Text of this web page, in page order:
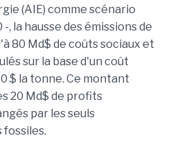
(AIE) comme scénario
, la hausse des émissions de
80 Md$ de coûts sociaux et
sur la base d'un coût
$ la tonne. Ce montant
20 Md$ de profits
par les seuls